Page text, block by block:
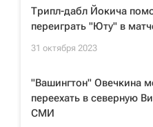
Трипл-дабл Йокича
переиграть "Юту" в
31 октября 2023
"Вашингтон" Овечкина
переехать в северную
СМИ